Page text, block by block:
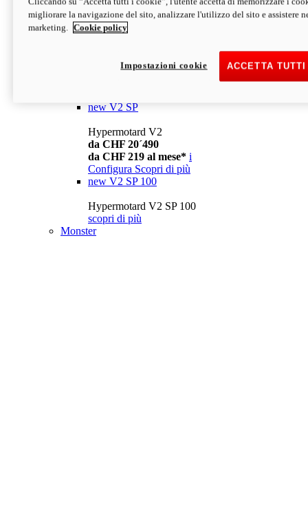
da CHF 13´990
Configura Scopri di più
newV2
da CHF 15´990
new V2 SP
Hypermotard V2
da CHF 20´490
da CHF 219 al mese* i
Configura Scopri di più
new V2 SP 100
Hypermotard V2 SP 100
scopri di più
Monster
migliorare la navigazione del sito, analizzare l'utilizzo del sito e assistere
marketing.
Cookie policy
ACCETTA
Impostazioni cookie